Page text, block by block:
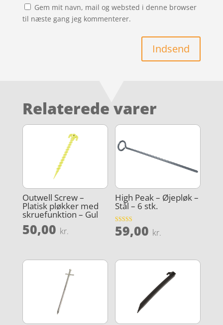
Gem mit navn, mail og websted i denne browser
til næste gang jeg kommenterer.
Indsend
Relaterede varer
Outwell Screw –
Platisk pløkker med
skruefunktion – Gul
50,00 kr.
High Peak – Øjepløk –
Stål – 6 stk.
Vurderet
4.2
59,00 kr.